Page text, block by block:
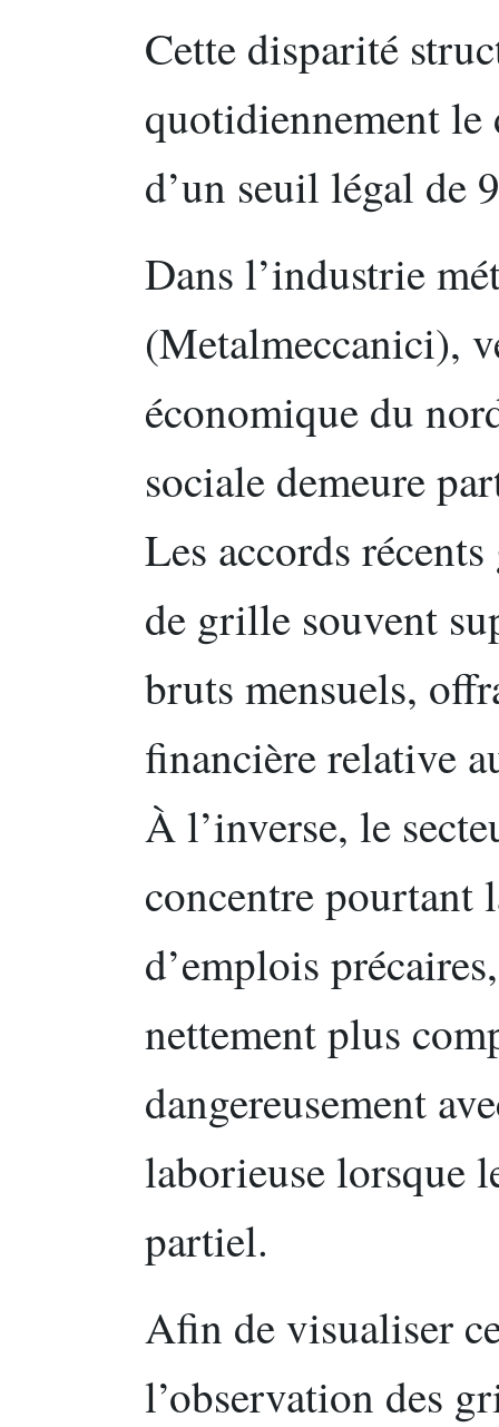
Cette disparité
quotidiennement le
d’un seuil légal de
Dans l’industrie
(Metalmeccanici),
économique du
sociale demeure
Les accords
de grille souvent
bruts mensuels,
financière relative
À l’inverse, le
concentre pourtant
d’emplois
nettement plus
dangereusement
laborieuse lorsque
partiel.
Afin de visualiser
l’observation des